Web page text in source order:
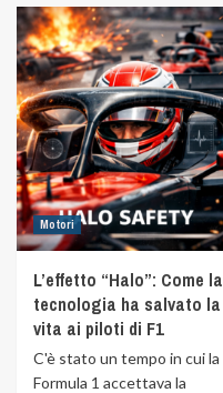
Motori
L’effetto “Halo”: Come la
tecnologia ha salvato la
vita ai piloti di F1
C'è stato un tempo in cui la
Formula 1 accettava la